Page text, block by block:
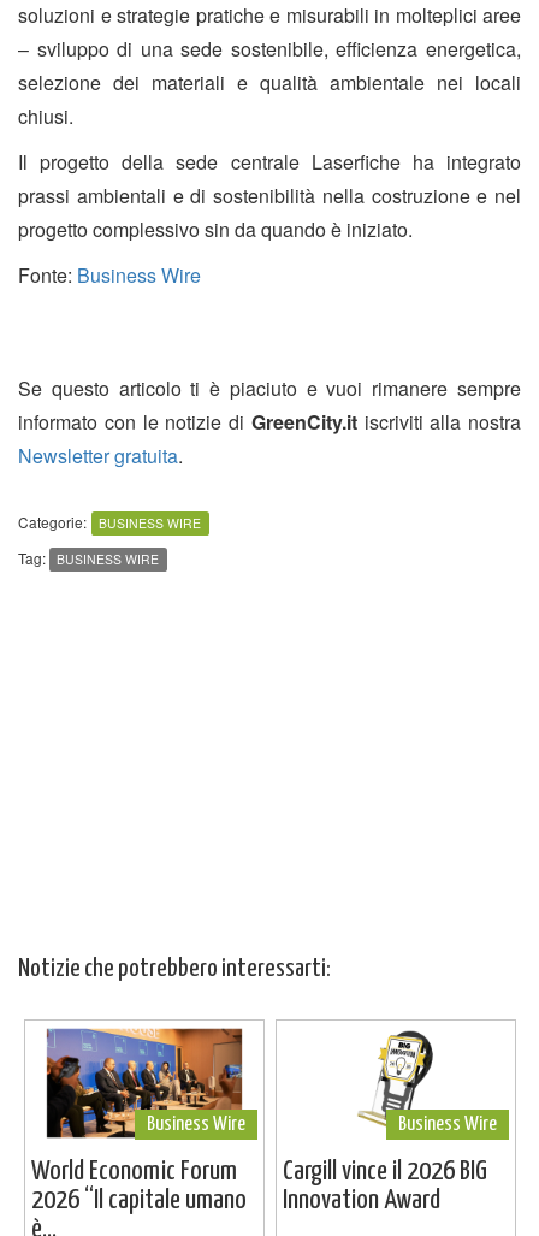
soluzioni e strategie pratiche e misurabili in molteplici aree
– sviluppo di una sede sostenibile, efficienza energetica,
selezione dei materiali e qualità ambientale nei locali
chiusi.
Il progetto della sede centrale Laserfiche ha integrato
prassi ambientali e di sostenibilità nella costruzione e nel
progetto complessivo sin da quando è iniziato.
Fonte: Business Wire
Se questo articolo ti è piaciuto e vuoi rimanere sempre
informato con le notizie di GreenCity.itiscriviti alla nostra
Newsletter gratuita.
Categorie: BUSINESS WIRE
Tag: BUSINESS WIRE
Notizie che potrebbero interessarti:
Business Wire
World Economic Forum
2026 “Il capitale umano
è...
Business Wire
Cargill vince il 2026 BIG
Innovation Award